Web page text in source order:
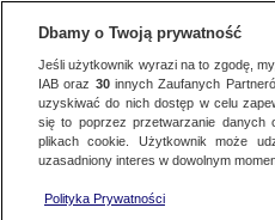
Dbamy o Twoją prywatność
Jeśli użytkownik wyrazi na to zgodę,
IAB oraz 30innych Zaufanych
uzyskiwać do nich dostęp w celu
się to poprzez przetwarzanie danych
plikach cookie. Użytkownik może
uzasadniony interes w dowolnym
Polityka Prywatności